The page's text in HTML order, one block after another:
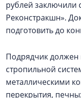
рублей
Реконстракшн».
подготовить до
Подрядчик должен
стропильной
металлическими
перекрытия,